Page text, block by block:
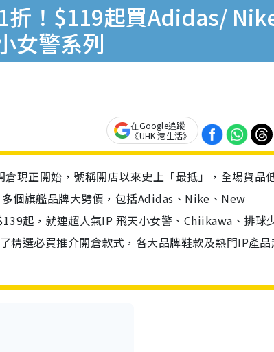
！$119起買Adidas/
女警系列
在Google追蹤
《UHK 港生活》
現正開始，號稱開店以來史上「最抵」，全場貨品
個旗艦品牌大劈價，包括Adidas、Nike、New
起，就連超人氣IP 飛天小女警、Chiikawa、排球
精選必買推介開倉款式，各大品牌鞋款及熱門IP產品